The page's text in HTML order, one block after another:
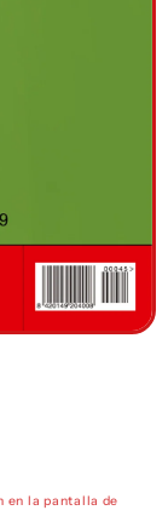
en la pantalla de